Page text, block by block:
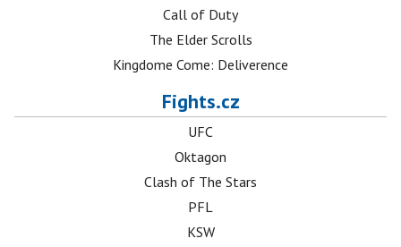
Call of Duty
The Elder Scrolls
Kingdome Come: Deliverence
Fights.cz
UFC
Oktagon
Clash of The Stars
PFL
KSW